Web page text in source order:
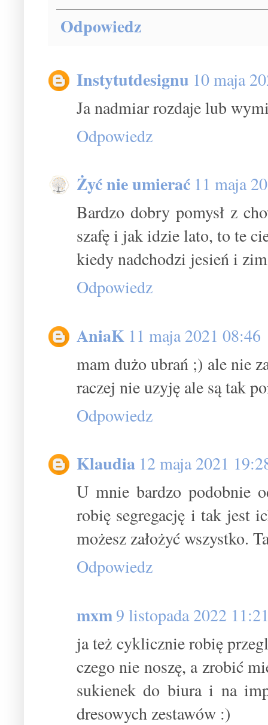
Odpowiedz
Instytutdesignu 10 maja
Ja nadmiar rozdaje lub
Odpowiedz
Żyć nie umierać 11 maja
Bardzo dobry pomysł z
szafę i jak idzie lato, to te
kiedy nadchodzi jesień i
Odpowiedz
AniaK 11 maja 2021 08:46
mam dużo ubrań ;) ale nie
raczej nie uzyję ale są tak
Odpowiedz
Klaudia 12 maja 2021
U mnie bardzo podobnie
robię segregację i tak jest
możesz założyć wszystko.
Odpowiedz
mxm9 listopada 2022
ja też cyklicznie robię
czego nie noszę, a zrobić
sukienek do biura i na
dresowych zestawów :)